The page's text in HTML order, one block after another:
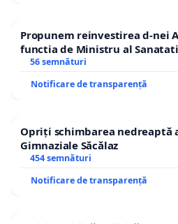
Propunem reinvestirea d-nei
functia de Ministru al
56 semnături
Notificare de transparență
Opriți schimbarea nedreaptă
Gimnaziale Săcălaz
454 semnături
Notificare de transparență